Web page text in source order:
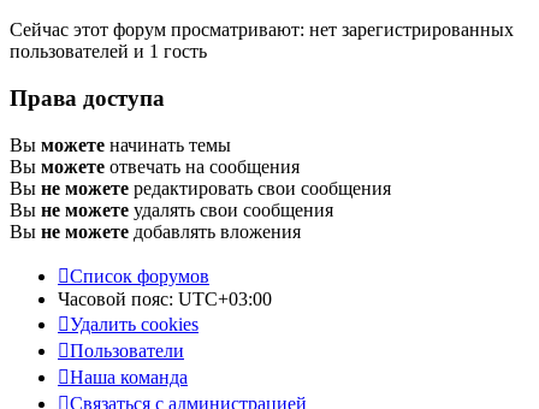
Сейчас этот форум просматривают: нет зарегистрированных
пользователей и 1 гость
Права доступа
Вы можете начинать темы
Вы можете отвечать на сообщения
Вы не можете редактировать свои сообщения
Вы не можете удалять свои сообщения
Вы не можете добавлять вложения
Список форумов
Часовой пояс: UTC+03:00
Удалить cookies
Пользователи
Наша команда
Связаться с администрацией